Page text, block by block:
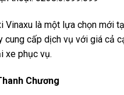
Vinaxu là một lựa chọn mới
cung cấp dịch vụ với giá cả
xe phục vụ.
Chương